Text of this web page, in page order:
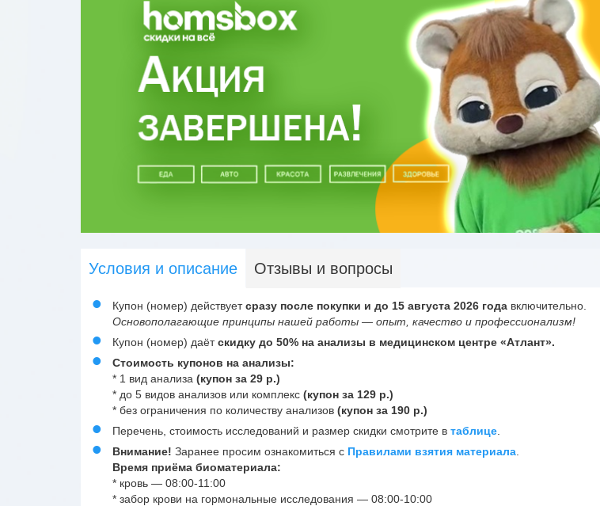
Условия и описание Отзывы и вопросы
Купон (номер) действуетсразу после покупки и до 15 августа 2026 года включительно.
Основополагающие принципы нашей работы — опыт, качество и профессионализм!
Купон (номер) даётскидку до 50% на анализы в медицинском центре «Атлант».
Стоимость купонов на анализы:
* 1 вид анализа (купон за 29 р.)
* до 5 видов анализов или комплекс (купон за 129 р.)
* без ограничения по количеству анализов (купон за 190 р.)
Перечень, стоимость исследований и размер скидки смотрите в таблице
Внимание! Заранее просим ознакомиться с Правилами взятия материала
Время приёма биоматериала:
* кровь — 08:00-11:00
* забор крови на гормональные исследования — 08:00-10:00